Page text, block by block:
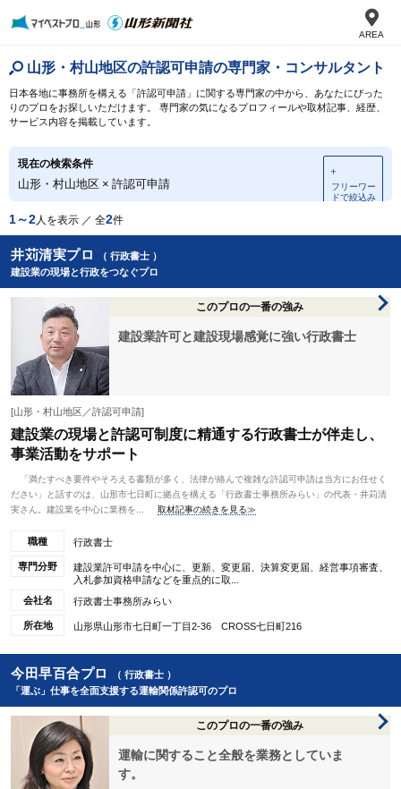
AREA
山形・村山地区の許認可申請の専門家・コンサルタント
日本各地に事務所を構える「許認可申請」に関する専門家の中から、あなたにぴった
りのプロをお探しいただけます。 専門家の気になるプロフィールや取材記事、経歴、
サービス内容を掲載しています。
現在の検索条件
山形・村山地区 × 許認可申請
＋
フリーワー
ドで絞込み
1～2人を表示 ／ 全2件
井苅清実プロ
（ 行政書士 ）
建設業の現場と行政をつなぐプロ
このプロの一番の強み
建設業許可と建設現場感覚に強い行政書士
[山形・村山地区／許認可申請]
建設業の現場と許認可制度に精通する行政書士が伴走し、
事業活動をサポート
「満たすべき要件やそろえる書類が多く、法律が絡んで複雑な許認可申請は当方にお任せく
ださい」と話すのは、山形市七日町に拠点を構える「行政書士事務所みらい」の代表・井苅清
実さん。建設業を中心に業務を...
取材記事の続きを見る≫
職種 行政書士
専門分野
建設業許可申請を中心に、更新、変更届、決算変更届、経営事項審査、
入札参加資格申請などを重点的に取...
会社名
行政書士事務所みらい
所在地 山形県山形市七日町一丁目2-36 CROSS七日町216
今田早百合プロ
（ 行政書士 ）
「運ぶ」仕事を全面支援する運輸関係許認可のプロ
このプロの一番の強み
運輸に関すること全般を業務としていま
す。